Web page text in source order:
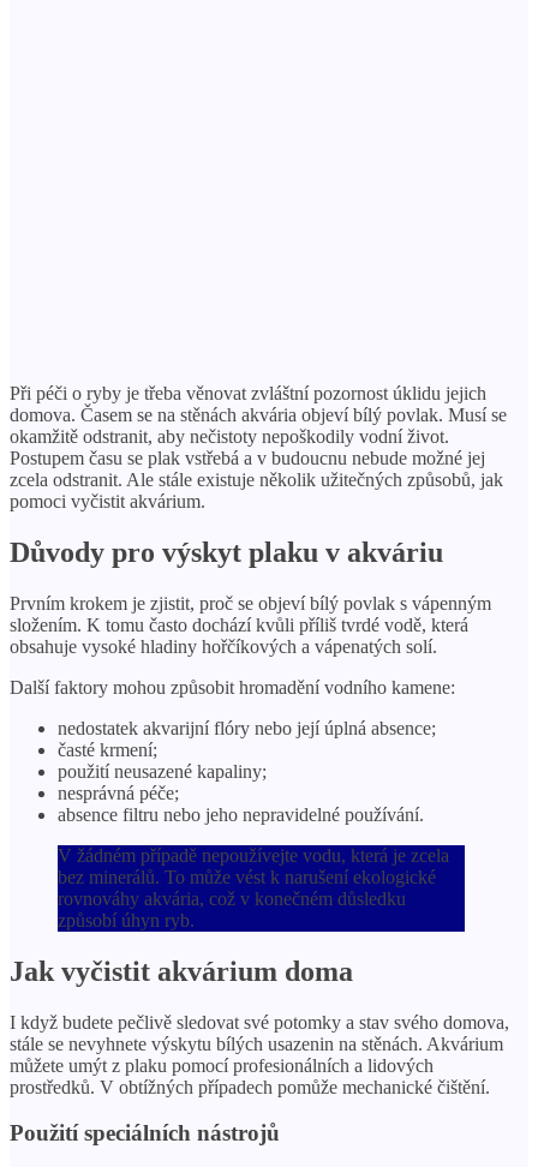
Při péči o ryby je třeba věnovat zvláštní pozornost úklidu jejich
domova. Časem se na stěnách akvária objeví bílý povlak. Musí se
okamžitě odstranit, aby nečistoty nepoškodily vodní život.
Postupem času se plak vstřebá a v budoucnu nebude možné jej
zcela odstranit. Ale stále existuje několik užitečných způsobů, jak
pomoci vyčistit akvárium.
Důvody pro výskyt plaku v akváriu
Prvním krokem je zjistit, proč se objeví bílý povlak s vápenným
složením. K tomu často dochází kvůli příliš tvrdé vodě, která
obsahuje vysoké hladiny hořčíkových a vápenatých solí.
Další faktory mohou způsobit hromadění vodního kamene:
nedostatek akvarijní flóry nebo její úplná absence;
časté krmení;
použití neusazené kapaliny;
nesprávná péče;
absence filtru nebo jeho nepravidelné používání.
V žádném případě nepoužívejte vodu, která je zcela
bez minerálů. To může vést k narušení ekologické
rovnováhy akvária, což v konečném důsledku
způsobí úhyn ryb.
Jak vyčistit akvárium doma
I když budete pečlivě sledovat své potomky a stav svého domova,
stále se nevyhnete výskytu bílých usazenin na stěnách. Akvárium
můžete umýt z plaku pomocí profesionálních a lidových
prostředků. V obtížných případech pomůže mechanické čištění.
Použití speciálních nástrojů